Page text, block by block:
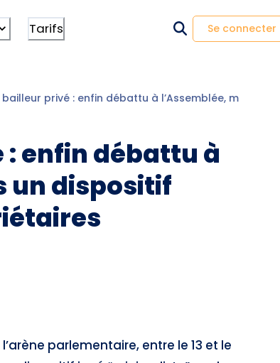
Tarifs Se connecter
privé : enfin débattu à l’Assemblée, mais
enfin débattu à
un dispositif
parlementaire, entre le 13 et le